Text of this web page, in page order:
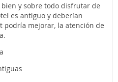
y sobre todo disfrutar de
es antiguo y deberían
podría mejorar, la atención de